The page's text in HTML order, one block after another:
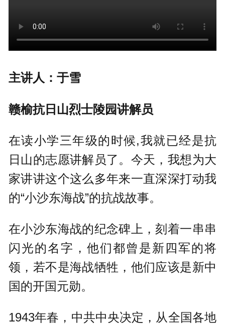
主讲人：于雪
赣榆抗日山烈士陵园讲解员
在读小学三年级的时候,我就已经是抗
日山的志愿讲解员了。今天，我想为大
家讲讲这个这么多年来一直深深打动我
的“小沙东海战”的抗战故事。
在小沙东海战的纪念碑上，刻着一串串
闪光的名字，他们都曾是新四军的将
领，若不是海战牺牲，他们应该是新中
国的开国元勋。
1943年春，中共中央决定，从全国各地